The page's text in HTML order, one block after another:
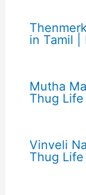
in Tamil |
Mutha
Thug
Vinveli
Thug